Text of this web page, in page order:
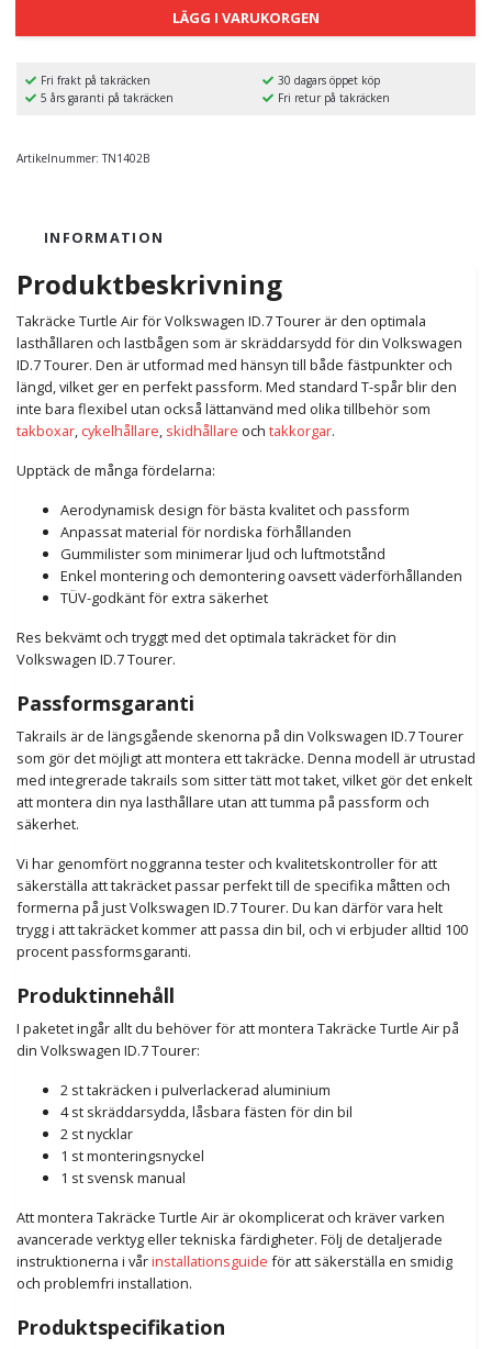
LÄGG I VARUKORGEN
Fri frakt på takräcken
30 dagars öppet köp
5 års garanti på takräcken
Fri retur på takräcken
Artikelnummer: TN1402B
INFORMATION
Produktbeskrivning
Takräcke Turtle Air för Volkswagen ID.7 Tourer är den optimala
lasthållaren och lastbågen som är skräddarsydd för din Volkswagen
ID.7 Tourer. Den är utformad med hänsyn till både fästpunkter och
längd, vilket ger en perfekt passform. Med standard T-spår blir den
inte bara flexibel utan också lättanvänd med olika tillbehör som
takboxar, cykelhållare, skidhållare och takkorgar.
Upptäck de många fördelarna:
Aerodynamisk design för bästa kvalitet och passform
Anpassat material för nordiska förhållanden
Gummilister som minimerar ljud och luftmotstånd
Enkel montering och demontering oavsett väderförhållanden
TÜV-godkänt för extra säkerhet
Res bekvämt och tryggt med det optimala takräcket för din
Volkswagen ID.7 Tourer.
Passformsgaranti
Takrails är de längsgående skenorna på din Volkswagen ID.7 Tourer
som gör det möjligt att montera ett takräcke. Denna modell är utrustad
med integrerade takrails som sitter tätt mot taket, vilket gör det enkelt
att montera din nya lasthållare utan att tumma på passform och
säkerhet.
Vi har genomfört noggranna tester och kvalitetskontroller för att
säkerställa att takräcket passar perfekt till de specifika måtten och
formerna på just Volkswagen ID.7 Tourer. Du kan därför vara helt
trygg i att takräcket kommer att passa din bil, och vi erbjuder alltid 100
procent passformsgaranti.
Produktinnehåll
I paketet ingår allt du behöver för att montera Takräcke Turtle Air på
din Volkswagen ID.7 Tourer:
2 st takräcken i pulverlackerad aluminium
4 st skräddarsydda, låsbara fästen för din bil
2 st nycklar
1 st monteringsnyckel
1 st svensk manual
Att montera Takräcke Turtle Air är okomplicerat och kräver varken
avancerade verktyg eller tekniska färdigheter. Följ de detaljerade
instruktionerna i vårinstallationsguide för att säkerställa en smidig
och problemfri installation.
Produktspecifikation